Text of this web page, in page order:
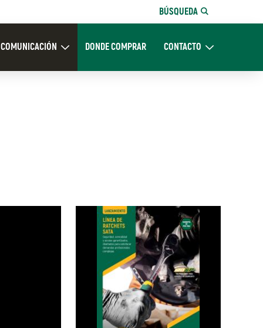
BÚSQUEDA
COMUNICACIÓNExpand ComunicaciónDONDE COMPRAR CONTACTOExpand CONTACTO